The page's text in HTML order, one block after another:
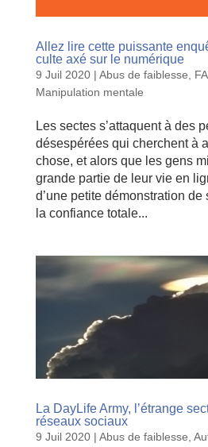
Allez lire cette puissante
culte axé sur le numérique
9 Juil 2020| Abus de faiblesse
Manipulation mentale
Les sectes s’attaquent à des
désespérées qui cherchent à
chose, et alors que les gens
grande partie de leur vie en
d’une petite démonstration
la confiance totale...
La DayLife Army, l’étrange
réseaux sociaux
9 Juil 2020| Abus de faiblesse,